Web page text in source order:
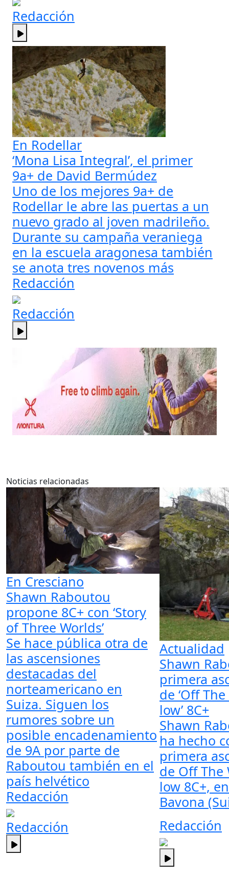
Redacción
En Rodellar
‘Mona Lisa Integral’, el primer
9a+ de David Bermúdez
Uno de los mejores 9a+ de
Rodellar le abre las puertas a un
nuevo grado al joven madrileño.
Durante su campaña veraniega
en la escuela aragonesa también
se anota tres novenos más
Redacción
Redacción
Noticias relacionadas
En Cresciano
Shawn Raboutou
propone 8C+ con ‘Story
of Three Worlds’
Se hace pública otra de
las ascensiones
destacadas del
norteamericano en
Suiza. Siguen los
rumores sobre un
posible encadenamiento
de 9A por parte de
Raboutou también en el
país helvético
Redacción
Redacción
Actualidad
Shawn
primera
de ‘Off
low’ 8C+
Shawn
ha hecho
primera
de Off The
low 8C+,
Bavona
Redacción